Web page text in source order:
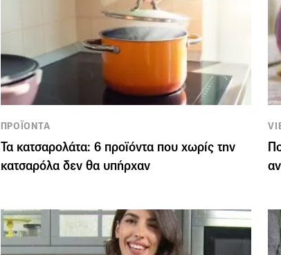
ΠΡΟΪΟΝΤΑ
Τα κατσαρολάτα: 6 προϊόντα που χωρίς την
κατσαρόλα δεν θα υπήρχαν